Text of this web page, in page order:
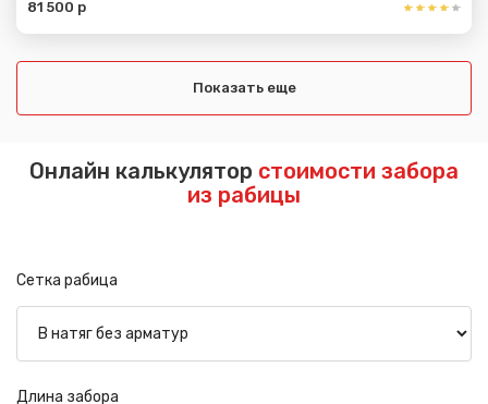
81 500 р
Показать еще
Онлайн калькулятор стоимости забора
из рабицы
Сетка рабица
Длина забора